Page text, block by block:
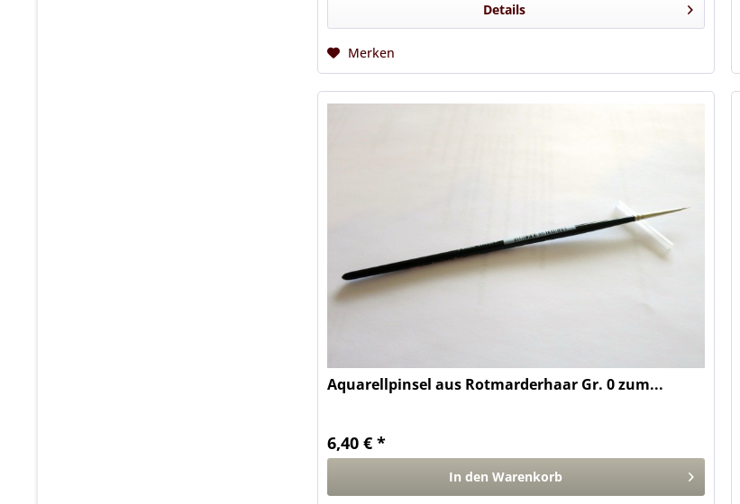
Details
Merken
Aquarellpinsel aus Rotmarderhaar Gr. 0 zum...
6,40 € *
In den Warenkorb